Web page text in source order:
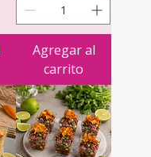
Agregar al
carrito